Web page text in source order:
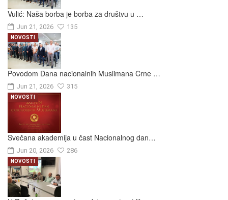
Vulić: Naša borba je borba za društvu u …
Jun 21, 2026 135
Povodom Dana nacionalnih Muslimana Crne …
Jun 21, 2026 315
NOVOSTI
Svečana akademija u čast Nacionalnog dan…
Jun 20, 2026 286
NOVOSTI
NOVOSTI